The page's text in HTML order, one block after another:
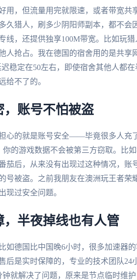
用，但流量用完就限速，或者带宽共
猎人，刷多少阴阳师副本，都不会
线，还提供独享100M带宽。比如玩
人抢占。我在德国的宿舍用的是共享
稳定在50左右，即使宿舍其他人都
给不了的。
，账号不怕被盗
心的就是账号安全——毕竟很多人充
你的游戏数据不会被第三方窃取。比
茄后，从来没有出现过这种情况，账
号被盗。之前我朋友在澳洲玩王者荣
现过安全问题。
，半夜掉线也有人管
如德国比中国晚6小时，很多加速器
后是实时保障的，专业的技术团队
钟就解决了问题，原来是节点临时维